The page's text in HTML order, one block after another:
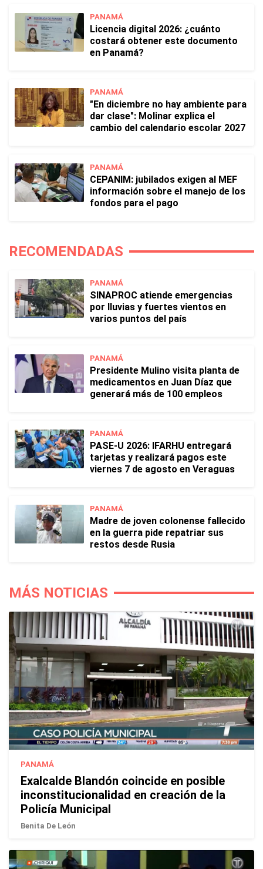
PANAMÁ
Licencia digital 2026: ¿cuánto
costará obtener este documento
en Panamá?
PANAMÁ
"En diciembre no hay ambiente para
dar clase": Molinar explica el
cambio del calendario escolar 2027
PANAMÁ
CEPANIM: jubilados exigen al MEF
información sobre el manejo de los
fondos para el pago
RECOMENDADAS
PANAMÁ
SINAPROC atiende emergencias
por lluvias y fuertes vientos en
varios puntos del país
PANAMÁ
Presidente Mulino visita planta de
medicamentos en Juan Díaz que
generará más de 100 empleos
PANAMÁ
PASE-U 2026: IFARHU entregará
tarjetas y realizará pagos este
viernes 7 de agosto en Veraguas
PANAMÁ
Madre de joven colonense fallecido
en la guerra pide repatriar sus
restos desde Rusia
MÁS NOTICIAS
PANAMÁ
Exalcalde Blandón coincide en posible
inconstitucionalidad en creación de la
Policía Municipal
Benita De León